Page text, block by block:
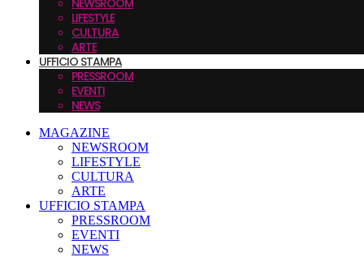
NEWSROOM
LIFESTYLE
CULTURA
ARTE
UFFICIO STAMPA
PRESSROOM
EVENTI
NEWS
MAGAZINE
NEWSROOM
LIFESTYLE
CULTURA
ARTE
UFFICIO STAMPA
PRESSROOM
EVENTI
NEWS